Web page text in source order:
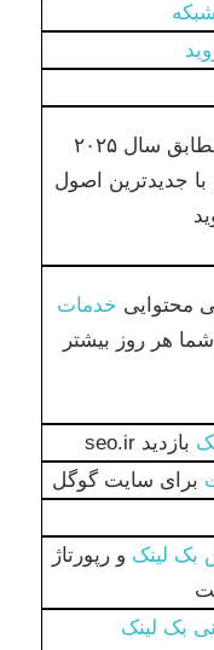
سال ۲۰۲۵
با جدیدترین اصول
محتوایی خدمات
هر روز بیشتر
بازدید seo.ir
برای سایت گوگل
بک لینک و رپورتاژ
بک لینک